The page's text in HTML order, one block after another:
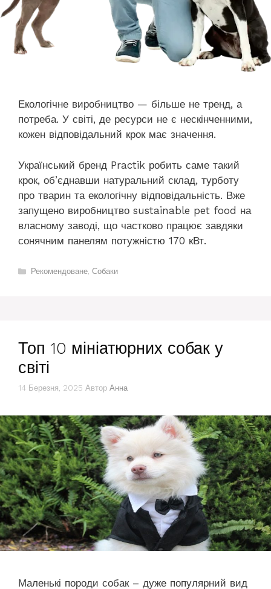
Екологічне виробництво — більше не тренд, а
потреба. У світі, де ресурси не є нескінченними,
кожен відповідальний крок має значення.
Український бренд Practik робить саме такий
крок, об’єднавши натуральний склад, турботу
про тварин та екологічну відповідальність. Вже
запущено виробництво sustainable pet food на
власному заводі, що частково працює завдяки
сонячним панелям потужністю 170 кВт.
Категорії
Рекомендоване, Собаки
Топ 10 мініатюрних собак у
світі
14 Березня, 2025 Автор Анна
Маленькі породи собак – дуже популярний вид